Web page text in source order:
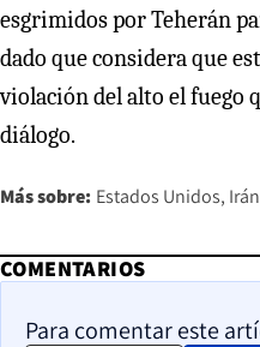
esgrimidos por Teherán
dado que considera que
violación del alto el fuego
diálogo.
Más sobre: Estados Unidos Irán
COMENTARIOS
Para comentar este